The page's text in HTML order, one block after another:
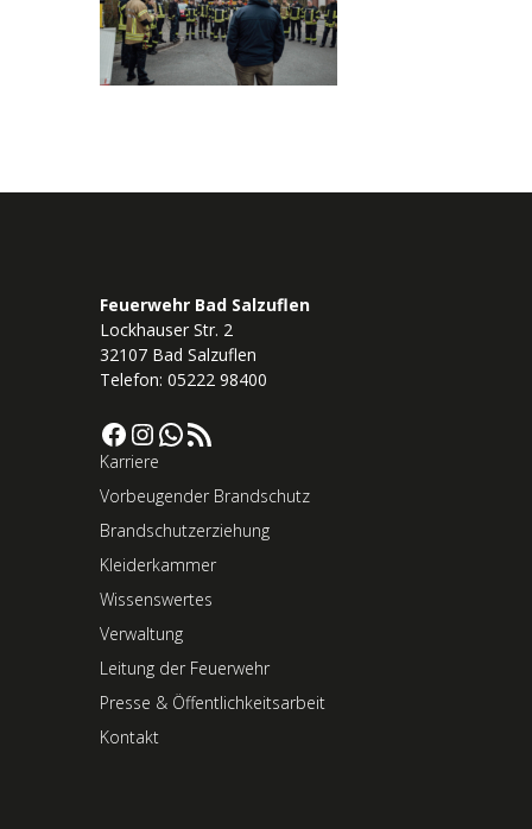
Feuerwehr Bad Salzuflen
Lockhauser Str. 2
32107 Bad Salzuflen
Telefon: 05222 98400
Facebook InstagramWhatsApp RSS-Feed
Karriere
Vorbeugender Brandschutz
Brandschutzerziehung
Kleiderkammer
Wissenswertes
Verwaltung
Leitung der Feuerwehr
Presse & Öffentlichkeitsarbeit
Kontakt